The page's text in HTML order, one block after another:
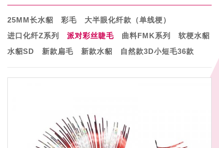
25MM长水貂 彩毛
大半眼化纤款（单线梗）
进口化纤Z系列
派对彩丝睫毛 曲料FMK系列
软梗水貂
水貂SD
新款扁毛 新款水貂 自然款3D小短毛36款